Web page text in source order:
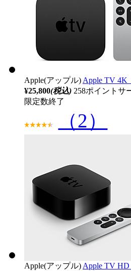
Apple(アップル) Apple TV 4K
¥25,800(税込) 258ポイントサ
限定数終了
（2）
Apple(アップル) Apple TV